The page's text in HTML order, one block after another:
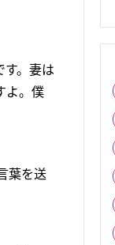
す。妻は
よ。僕
葉を送